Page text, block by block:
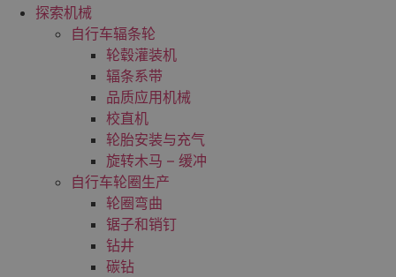
探索机械
自行车辐条轮
轮毂灌装机
辐条系带
品质应用机械
校直机
轮胎安装与充气
旋转木马 – 缓冲
自行车轮圈生产
轮圈弯曲
锯子和销钉
钻井
碳钻